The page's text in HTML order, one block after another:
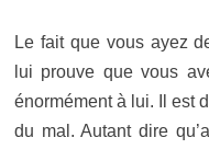
Le fait que vous ayez
lui prouve que vous
énormément à lui. Il est
du mal. Autant dire